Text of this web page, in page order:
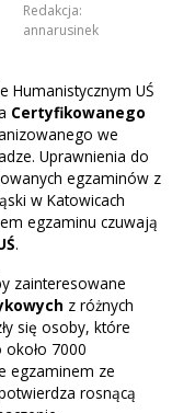
Redakcja:
annarusinek
Humanistycznym UŚ
Certyfikowanego
we
Uprawnienia do
egzaminów z
w Katowicach
egzaminu czuwają
.
zainteresowane
z różnych
się osoby, które
7000
egzaminem ze
rosnącą